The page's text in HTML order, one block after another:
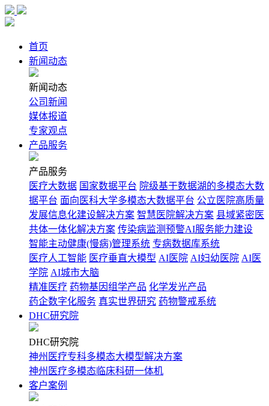
首页
新闻动态
新闻动态
公司新闻
媒体报道
专家观点
产品服务
产品服务
医疗大数据 国家数据平台 院级基于数据湖的多模态大数
据平台 面向医科大学多模态大数据平台 公立医院高质量
发展信息化建设解决方案 智慧医院解决方案 县域紧密医
共体一体化解决方案 传染病监测预警AI服务能力建设
智能主动健康(慢病)管理系统 专病数据库系统
医疗人工智能 医疗垂直大模型 AI医院 AI妇幼医院 AI医
学院 AI城市大脑
精准医疗 药物基因组学产品 化学发光产品
药企数字化服务 真实世界研究 药物警戒系统
DHC研究院
DHC研究院
神州医疗专科多模态大模型解决方案
神州医疗多模态临床科研一体机
客户案例